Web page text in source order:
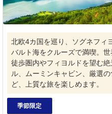
北欧4カ国を巡り、ソグネフィ
バルト海をクルーズで満喫。
徒歩圏内やフィヨルドを望む
ル、ムーミンキャビン、厳選
ど、上質な旅を楽しめます。
季節限定